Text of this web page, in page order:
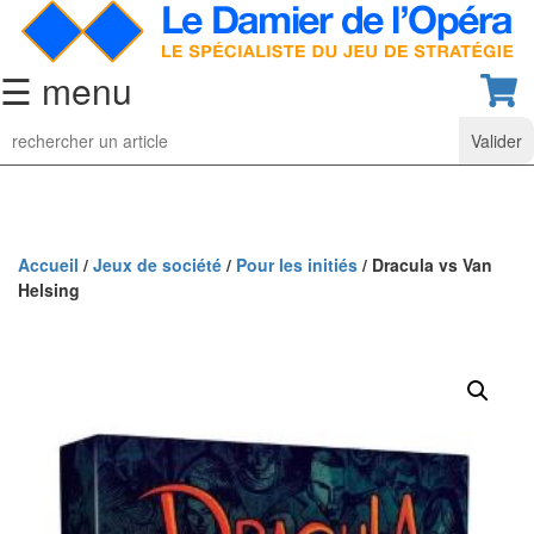
☰ menu
Jeu
d’Echecs
collection
d’échecs
classiques
Coffrets
Accueil / Jeux de société / Pour les initiés / Dracula vs Van
Helsing